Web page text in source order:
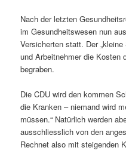
Nach der letzten
im Gesundheitswesen nun
Versicherten statt. Der
und Arbeitnehmer die Kosten
begraben.
Die CDU wird den kommen
die Kranken – niemand wird
müssen.“ Natürlich werden
ausschliesslich von den
Rechnet also mit steigenden